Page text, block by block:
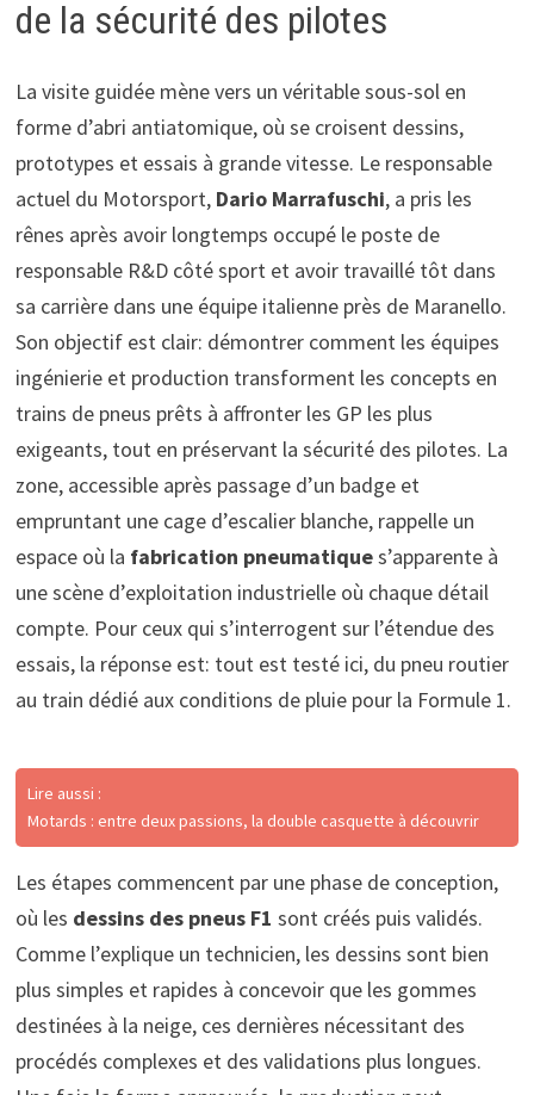
de la sécurité des pilotes
La visite guidée mène vers un véritable sous-sol en
forme d’abri antiatomique, où se croisent dessins,
prototypes et essais à grande vitesse. Le responsable
actuel du Motorsport, Dario Marrafuschi, a pris les
rênes après avoir longtemps occupé le poste de
responsable R&D côté sport et avoir travaillé tôt dans
sa carrière dans une équipe italienne près de Maranello.
Son objectif est clair: démontrer comment les équipes
ingénierie et production transforment les concepts en
trains de pneus prêts à affronter les GP les plus
exigeants, tout en préservant la sécurité des pilotes. La
zone, accessible après passage d’un badge et
empruntant une cage d’escalier blanche, rappelle un
espace où la fabrication pneumatiques’apparente à
une scène d’exploitation industrielle où chaque détail
compte. Pour ceux qui s’interrogent sur l’étendue des
essais, la réponse est: tout est testé ici, du pneu routier
au train dédié aux conditions de pluie pour la Formule 1.
Lire aussi :
Motards : entre deux passions, la double casquette à découvrir
Les étapes commencent par une phase de conception,
où les dessins des pneus F1 sont créés puis validés.
Comme l’explique un technicien, les dessins sont bien
plus simples et rapides à concevoir que les gommes
destinées à la neige, ces dernières nécessitant des
procédés complexes et des validations plus longues.